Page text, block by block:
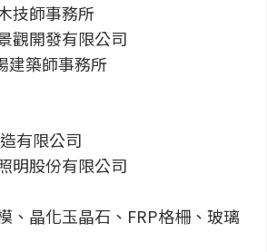
技師事務所
觀開發有限公司
建築師事務所
有限公司
明股份有限公司
、晶化玉晶石、FRP格柵、玻璃